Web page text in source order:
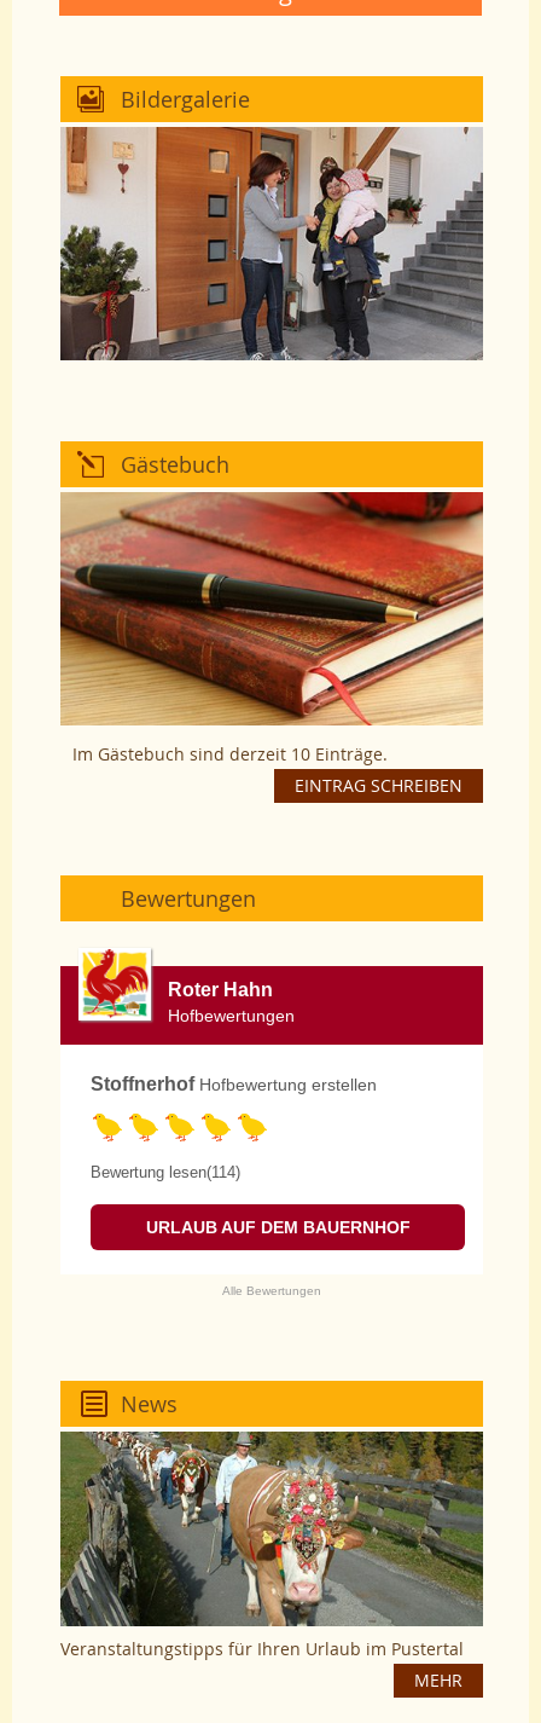
Bildergalerie
Gästebuch
Im Gästebuch sind derzeit 10 Einträge.
EINTRAG SCHREIBEN
Bewertungen
Roter Hahn
Hofbewertungen
Stoffnerhof Hofbewertung erstellen
Bewertung lesen(114)
URLAUB AUF DEM BAUERNHOF
Alle Bewertungen
News
Veranstaltungstipps für Ihren Urlaub im Pustertal
MEHR